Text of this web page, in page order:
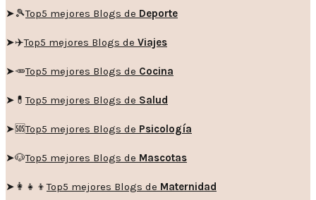
➤🎾Top5 mejores Blogs de Deporte
➤✈️Top5 mejores Blogs de Viajes
➤🥕Top5 mejores Blogs de Cocina
➤💊Top5 mejores Blogs de Salud
➤🆘Top5 mejores Blogs de Psicología
➤🐶Top5 mejores Blogs de Mascotas
➤👩‍👧‍👦Top5 mejores Blogs de Maternidad